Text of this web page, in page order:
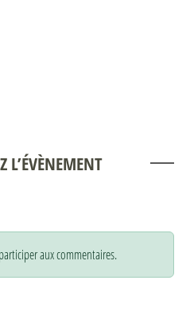
L’ÉVÈNEMENT
aux commentaires.